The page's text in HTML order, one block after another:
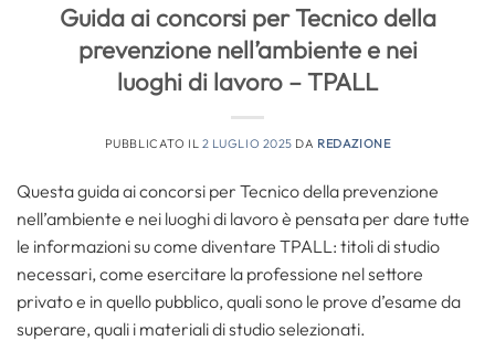
Guida ai concorsi per Tecnico della
prevenzione nell’ambiente e nei
luoghi di lavoro – TPALL
PUBBLICATO IL 2 LUGLIO 2025 DA REDAZIONE
Questa guida ai concorsi per Tecnico della prevenzione
nell’ambiente e nei luoghi di lavoro è pensata per dare tutte
le informazioni su come diventare TPALL: titoli di studio
necessari, come esercitare la professione nel settore
privato e in quello pubblico, quali sono le prove d’esame da
superare, quali i materiali di studio selezionati.